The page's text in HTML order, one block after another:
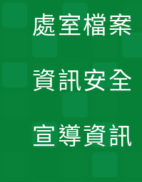
處室檔案
資訊安全
宣導資訊